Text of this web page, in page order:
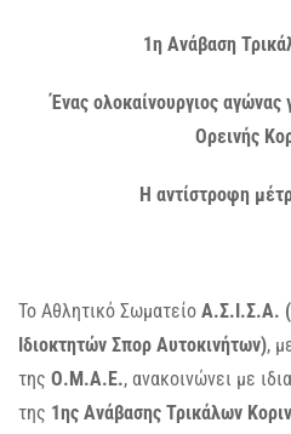
1η Ανάβαση
Ένας ολοκαίνουργιος αγώνας
Ορεινής
Η αντίστροφη
Το Αθλητικό Σωματείο Α.Σ.Ι.Σ.Α. (
Ιδιοκτητών Σπορ Αυτοκινήτων),
της Ο.Μ.Α.Ε., ανακοινώνει με
της 1ης Ανάβασης Τρικάλων